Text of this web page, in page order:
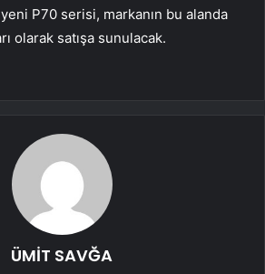
P70 serisi, markanın bu alanda
olarak satışa sunulacak.
ÜMİT SAVĞA